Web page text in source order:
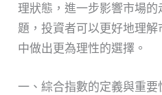
理狀態，進一步影響市場
題，投資者可以更好地理
中做出更為理性的選擇。
一、綜合指數的定義與重要